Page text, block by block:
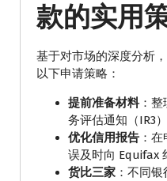
款的实用
基于对市场的深度分析
以下申请策略：
提前准备材料：整
务评估通知（IR3
优化信用报告 ：
误及时向 Equifax
货比三家 ：不同